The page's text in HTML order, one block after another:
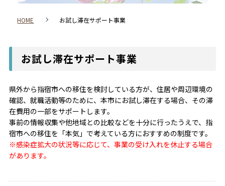
HOME お試し滞在サポート事業
お試し滞在サポート事業
県外から指宿市への移住を検討している方が、住居や周辺環境の
確認、就職活動等のために、本市にお試し滞在する場合、その滞
在費用の一部をサポートします。
事前の情報収集や他地域との比較などを十分に行ったうえで、指
宿市への移住を「本気」で考えている方におすすめの制度です。
※感染症拡大の状況等に応じて、事業の受け入れを休止する場合
があります。